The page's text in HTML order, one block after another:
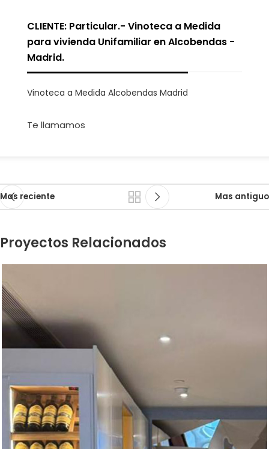
CLIENTE: Particular.- Vinoteca a Medida
para vivienda Unifamiliar en Alcobendas -
Madrid.
Vinoteca a Medida Alcobendas Madrid
Te llamamos
Mas reciente Mas antiguo
Proyectos Relacionados